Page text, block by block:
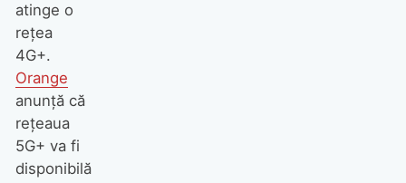
atinge o
rețea
4G+.
Orange
anunță că
rețeaua
5G+ va fi
disponibilă